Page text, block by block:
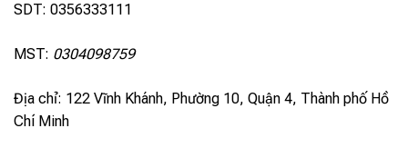
SDT: 0356333111
MST: 0304098759
Địa chỉ: 122 Vĩnh Khánh, Phường 10, Quận 4, Thành phố Hồ
Chí Minh